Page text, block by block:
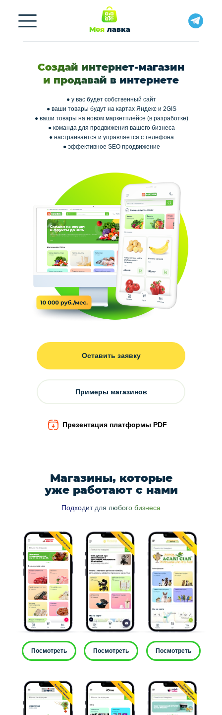
Создай интернет-магазин
и продавай в интернете
● у вас будет собственный сайт
● ваши товары будут на картах Яндекс и 2GIS
● ваши товары на новом маркетплейсе (в разработке)
● команда для продвижения вашего бизнеса
● настраивается и управляется с телефона
● эффективное SEO продвижение
Моя лавка
Примеры магазинов
Презентация платформы PDF
Оставить заявку
Посмотреть Посмотреть Посмотреть
Магазины, которые
уже работают с нами
Подходит для любого бизнеса